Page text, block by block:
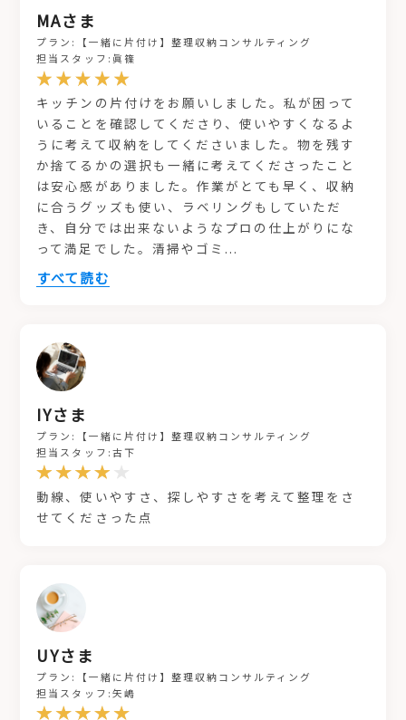
MAさま
プラン:【一緒に片付け】整理収納コンサルティング
担当スタッフ:眞篠
キッチンの片付けをお願いしました。私が困って
いることを確認してくださり、使いやすくなるよ
うに考えて収納をしてくださいました。物を残す
か捨てるかの選択も一緒に考えてくださったこと
は安心感がありました。作業がとても早く、収納
に合うグッズも使い、ラベリングもしていただ
き、自分では出来ないようなプロの仕上がりにな
って満足でした。清掃やゴミ ...
すべて読む
IYさま
プラン:【一緒に片付け】整理収納コンサルティング
担当スタッフ:古下
動線、使いやすさ、探しやすさを考えて整理をさ
せてくださった点
UYさま
プラン:【一緒に片付け】整理収納コンサルティング
担当スタッフ:矢嶋